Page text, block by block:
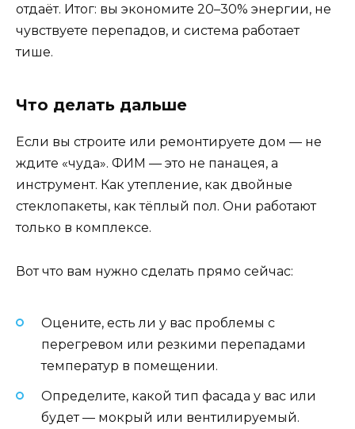
отдаёт. Итог: вы экономите 20–30% энергии, не
чувствуете перепадов, и система работает
тише.
Что делать дальше
Если вы строите или ремонтируете дом — не
ждите «чуда». ФИМ — это не панацея, а
инструмент. Как утепление, как двойные
стеклопакеты, как тёплый пол. Они работают
только в комплексе.
Вот что вам нужно сделать прямо сейчас:
Оцените, есть ли у вас проблемы с
перегревом или резкими перепадами
температур в помещении.
Определите, какой тип фасада у вас или
будет — мокрый или вентилируемый.